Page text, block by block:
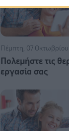
Πέμπτη, 07 Οκτωβρίου
Πολεμήστε τις
εργασία σας